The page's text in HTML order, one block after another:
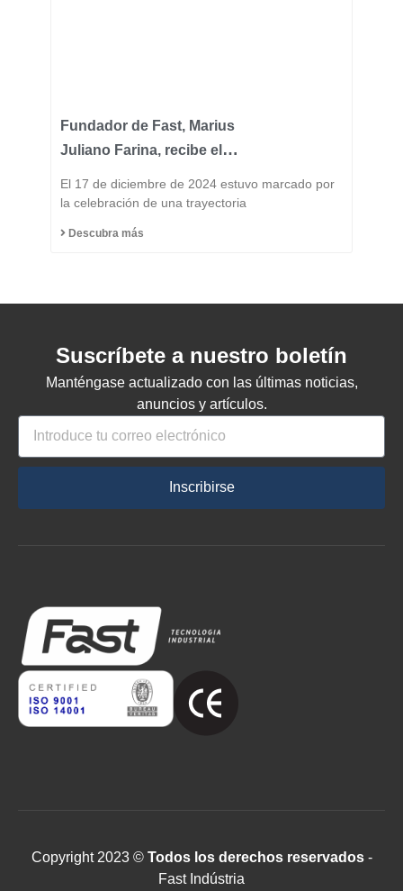
Fundador de Fast, Marius
Juliano Farina, recibe el
Honorario del Municipio
El 17 de diciembre de 2024 estuvo marcado por
la celebración de una trayectoria
Descubra más
Suscríbete a nuestro boletín
Manténgase actualizado con las últimas noticias,
anuncios y artículos.
Inscribirse
Copyright 2023 © Todos los derechos reservados-
Fast Indústria